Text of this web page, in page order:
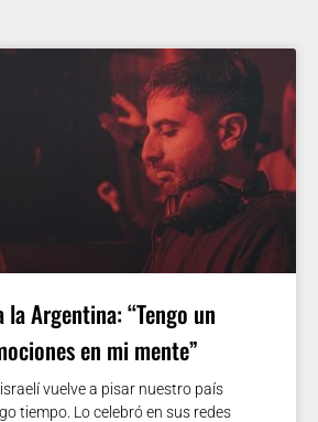
la Argentina: “Tengo un
en mi mente”
vuelve a pisar nuestro país
tiempo. Lo celebró en sus redes